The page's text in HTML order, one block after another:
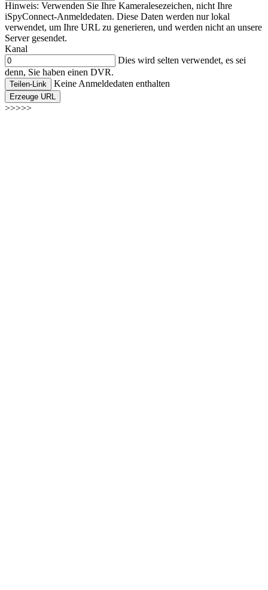
Hinweis: Verwenden Sie Ihre Kameralesezeichen, nicht Ihre
iSpyConnect-Anmeldedaten. Diese Daten werden nur lokal
verwendet, um Ihre URL zu generieren, und werden nicht an unsere
Server gesendet.
Kanal
Dies wird selten verwendet, es sei
denn, Sie haben einen DVR.
Teilen-Link Keine Anmeldedaten enthalten
Erzeuge URL
>>>>>